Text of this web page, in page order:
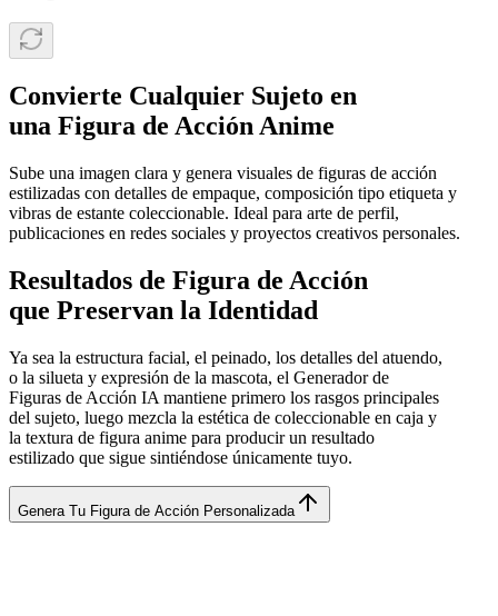
Convierte Cualquier Sujeto en
una Figura de Acción Anime
Sube una imagen clara y genera visuales de figuras de acción
estilizadas con detalles de empaque, composición tipo etiqueta y
vibras de estante coleccionable. Ideal para arte de perfil,
publicaciones en redes sociales y proyectos creativos personales.
Resultados de Figura de Acción
que Preservan la Identidad
Ya sea la estructura facial, el peinado, los detalles del atuendo,
o la silueta y expresión de la mascota, el Generador de
Figuras de Acción IA mantiene primero los rasgos principales
del sujeto, luego mezcla la estética de coleccionable en caja y
la textura de figura anime para producir un resultado
estilizado que sigue sintiéndose únicamente tuyo.
Genera Tu Figura de Acción Personalizada